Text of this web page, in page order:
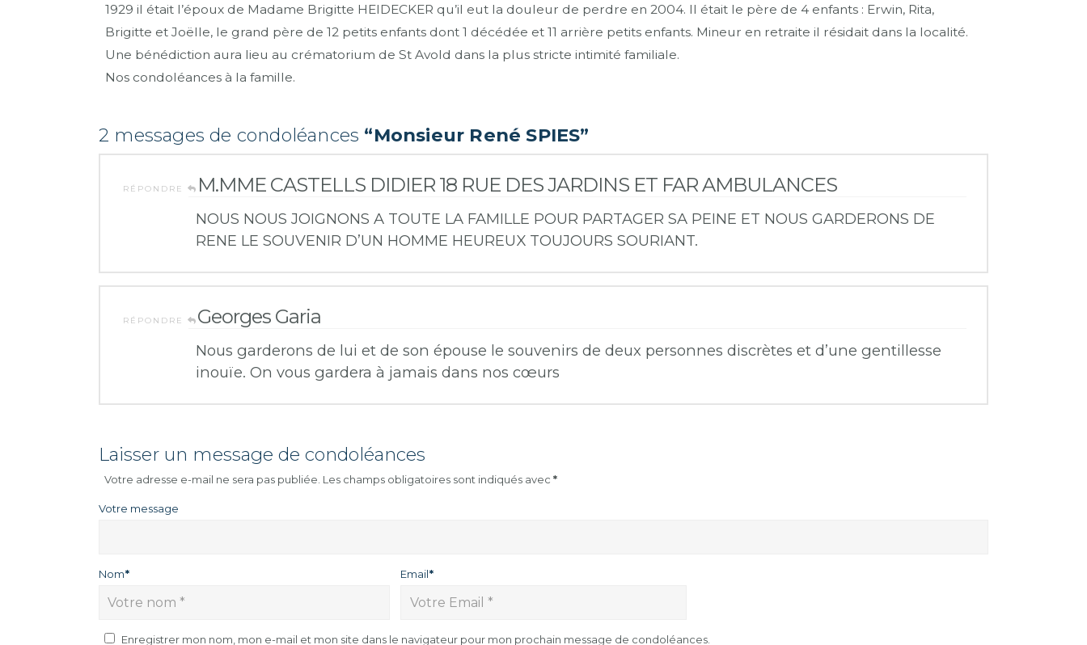
1929 il était l’époux de Madame Brigitte HEIDECKER qu’il eut la douleur de perdre en 2004. Il était le père de 4 enfants : Erwin, Rita,
Brigitte et Joëlle, le grand père de 12 petits enfants dont 1 décédée et 11 arrière petits enfants. Mineur en retraite il résidait dans la localité.
Une bénédiction aura lieu au crématorium de St Avold dans la plus stricte intimité familiale.
Nos condoléances à la famille.
2 messages de condoléances “Monsieur René SPIES”
RÉPONDRE M.MME CASTELLS DIDIER 18 RUE DES JARDINS ET FAR AMBULANCES
NOUS NOUS JOIGNONS A TOUTE LA FAMILLE POUR PARTAGER SA PEINE ET NOUS GARDERONS DE
RENE LE SOUVENIR D’UN HOMME HEUREUX TOUJOURS SOURIANT.
RÉPONDRE Georges Garia
Nous garderons de lui et de son épouse le souvenirs de deux personnes discrètes et d’une gentillesse
inouïe. On vous gardera à jamais dans nos cœurs
Laisser un message de condoléances
Votre adresse e-mail ne sera pas publiée. Les champs obligatoires sont indiqués avec *
Votre message
Nom* Email*
Enregistrer mon nom, mon e-mail et mon site dans le navigateur pour mon prochain message de condoléances.